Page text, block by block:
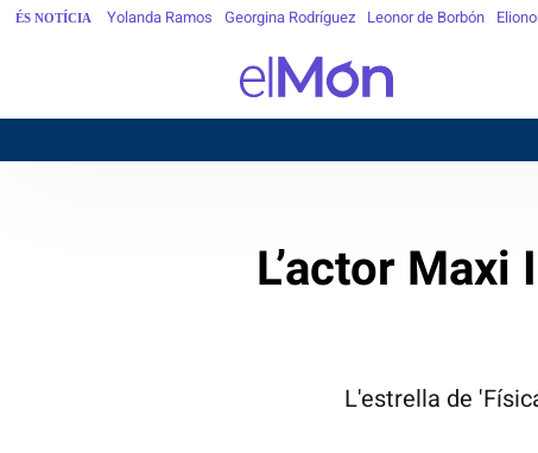
ÉS NOTÍCIA Yolanda Ramos Georgina Rodríguez Leonor de Borbón
L’actor
L'estrella de